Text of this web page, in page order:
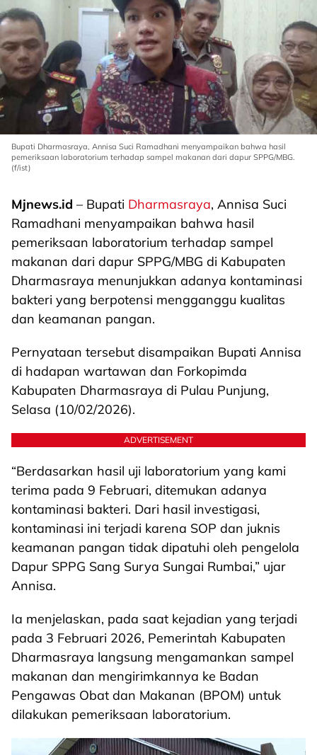
Bupati Dharmasraya, Annisa Suci Ramadhani menyampaikan bahwa hasil
pemeriksaan laboratorium terhadap sampel makanan dari dapur SPPG/MBG.
(f/ist)
Mjnews.id – Bupati Dharmasraya, Annisa Suci
Ramadhani menyampaikan bahwa hasil
pemeriksaan laboratorium terhadap sampel
makanan dari dapur SPPG/MBG di Kabupaten
Dharmasraya menunjukkan adanya kontaminasi
bakteri yang berpotensi mengganggu kualitas
dan keamanan pangan.
Pernyataan tersebut disampaikan Bupati Annisa
di hadapan wartawan dan Forkopimda
Kabupaten Dharmasraya di Pulau Punjung,
Selasa (10/02/2026).
ADVERTISEMENT
“Berdasarkan hasil uji laboratorium yang kami
terima pada 9 Februari, ditemukan adanya
kontaminasi bakteri. Dari hasil investigasi,
kontaminasi ini terjadi karena SOP dan juknis
keamanan pangan tidak dipatuhi oleh pengelola
Dapur SPPG Sang Surya Sungai Rumbai,” ujar
Annisa.
Ia menjelaskan, pada saat kejadian yang terjadi
pada 3 Februari 2026, Pemerintah Kabupaten
Dharmasraya langsung mengamankan sampel
makanan dan mengirimkannya ke Badan
Pengawas Obat dan Makanan (BPOM) untuk
dilakukan pemeriksaan laboratorium.